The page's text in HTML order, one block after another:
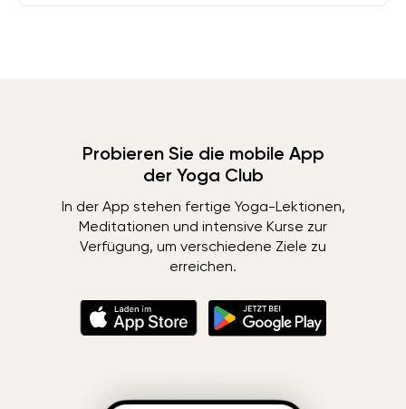
Probieren Sie die mobile App
der Yoga Club
In der App stehen fertige Yoga-Lektionen,
Meditationen und intensive Kurse zur
Verfügung, um verschiedene Ziele zu
erreichen.